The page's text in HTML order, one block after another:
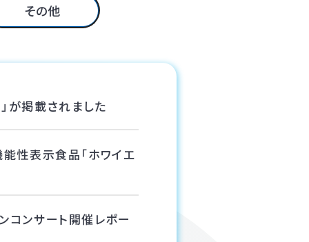
その他
が掲載されました
性表示食品「ホワイエ
ンサート開催レポー